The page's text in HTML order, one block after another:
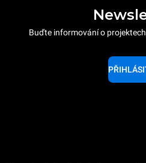
Buďte informování o